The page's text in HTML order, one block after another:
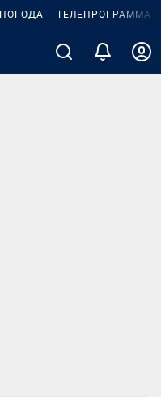
ПОГОДА ТЕЛЕПРОГРАММА